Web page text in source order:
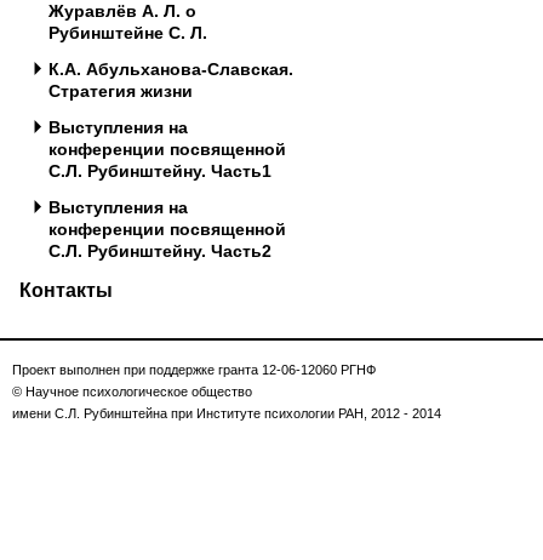
Журавлёв А. Л. о
Рубинштейне С. Л.
К.А. Абульханова-Славская.
Стратегия жизни
Выступления на
конференции посвященной
С.Л. Рубинштейну. Часть1
Выступления на
конференции посвященной
С.Л. Рубинштейну. Часть2
Контакты
Проект выполнен при поддержке гранта 12-06-12060 РГНФ
© Научное психологическое общество
имени С.Л. Рубинштейна при Институте психологии РАН, 2012 - 2014